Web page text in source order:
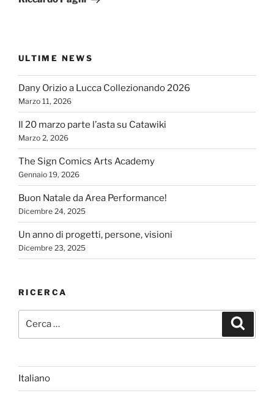
ULTIME NEWS
Dany Orizio a Lucca Collezionando 2026
Marzo 11, 2026
Il 20 marzo parte l’asta su Catawiki
Marzo 2, 2026
The Sign Comics Arts Academy
Gennaio 19, 2026
Buon Natale da Area Performance!
Dicembre 24, 2025
Un anno di progetti, persone, visioni
Dicembre 23, 2025
RICERCA
Italiano